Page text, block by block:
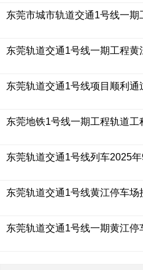
东莞市城市轨道交通1号线一
东莞轨道交通1号线一期工程
东莞轨道交通1号线项目顺利通
东莞地铁1号线一期工程轨道
东莞轨道交通1号线列车2025
东莞轨道交通1号线黄江停车
东莞轨道交通1号线一期黄江